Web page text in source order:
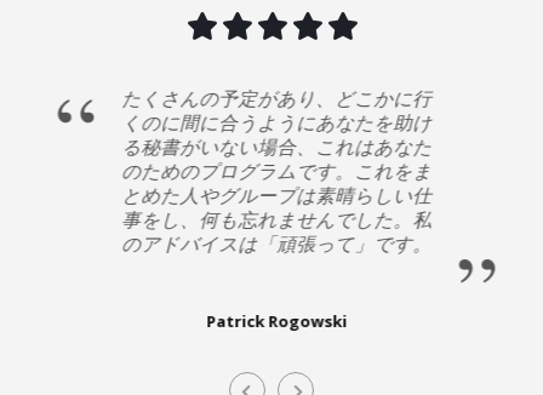
たくさんの予定があり、どこかに行
くのに間に合うようにあなたを助け
る秘書がいない場合、これはあなた
のためのプログラムです。これをま
とめた人やグループは素晴らしい仕
事をし、何も忘れませんでした。私
のアドバイスは「頑張って」です。
Patrick Rogowski